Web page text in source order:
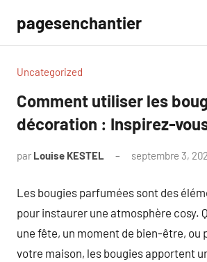
contenu
pagesenchantier
Uncategorized
Comment utiliser les
décoration : Inspirez-
par Louise KESTEL septembre 3,
Les bougies parfumées sont des
pour instaurer une atmosphère cosy.
une fête, un moment de bien-être, ou
votre maison, les bougies apportent